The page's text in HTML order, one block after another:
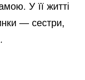
У її житті
— сестри,